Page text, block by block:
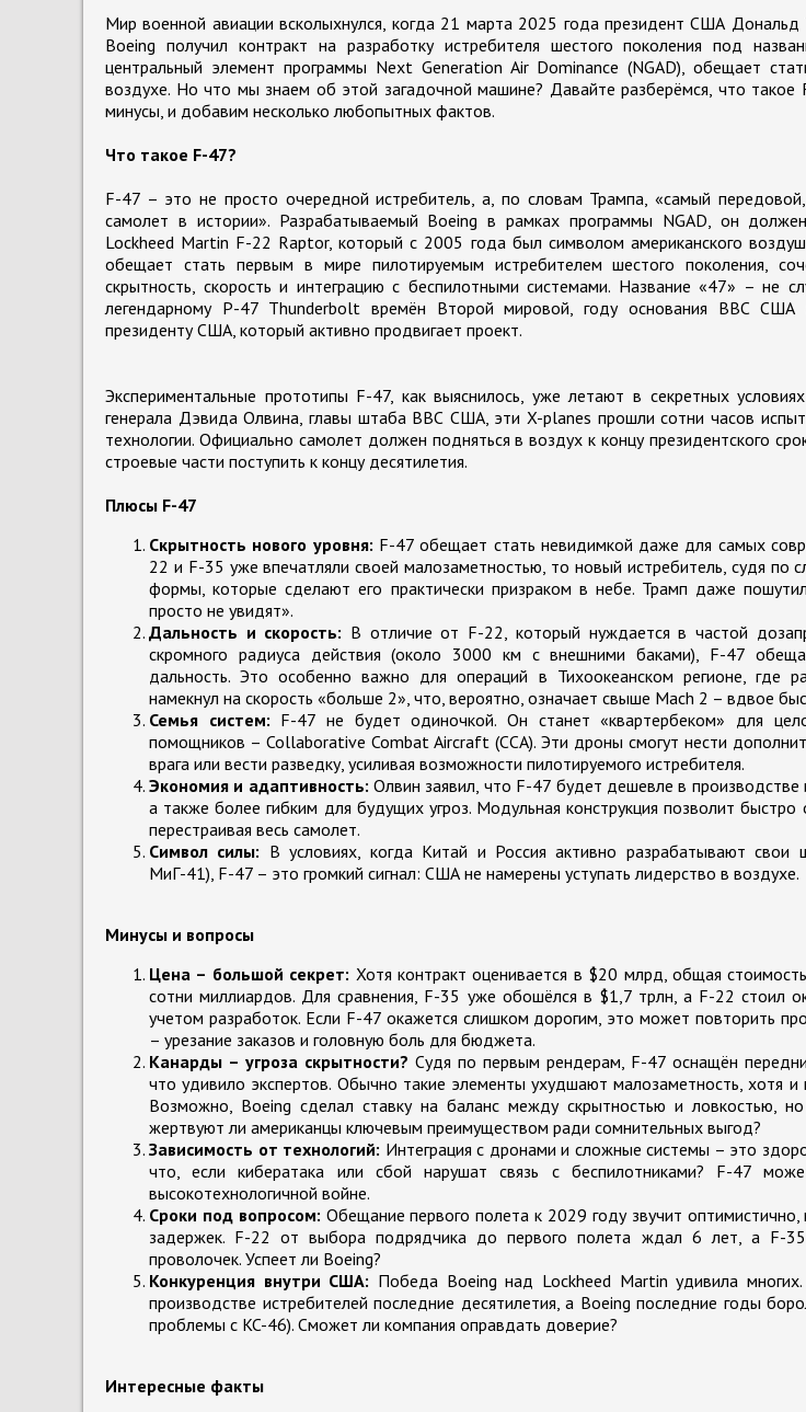
Мир военной авиации всколыхнулся, когда 21 марта 2025 года президент США
Boeing получил контракт на разработку истребителя шестого поколения под
центральный элемент программы Next Generation Air Dominance (NGAD), обещает
воздухе. Но что мы знаем об этой загадочной машине? Давайте разберёмся, что такое
минусы, и добавим несколько любопытных фактов.
Что такое F-47?
F-47 – это не просто очередной истребитель, а, по словам Трампа, «самый
самолет в истории». Разрабатываемый Boeing в рамках программы NGAD, он
Lockheed Martin F-22 Raptor, который с 2005 года был символом американского
обещает стать первым в мире пилотируемым истребителем шестого поколения,
скрытность, скорость и интеграцию с беспилотными системами. Название «47» – не
легендарному P-47 Thunderbolt времён Второй мировой, году основания ВВС США
президенту США, который активно продвигает проект.
Экспериментальные прототипы F-47, как выяснилось, уже летают в секретных
генерала Дэвида Олвина, главы штаба ВВС США, эти X-planes прошли сотни часов
технологии. Официально самолет должен подняться в воздух к концу президентского
строевые части поступить к концу десятилетия.
Плюсы F-47
Скрытность нового уровня: F-47 обещает стать невидимкой даже для самых
22 и F-35 уже впечатляли своей малозаметностью, то новый истребитель, судя по
формы, которые сделают его практически призраком в небе. Трамп даже
просто не увидят».
Дальность и скорость: В отличие от F-22, который нуждается в частой
скромного радиуса действия (около 3000 км с внешними баками), F-47
дальность. Это особенно важно для операций в Тихоокеанском регионе, где
намекнул на скорость «больше 2», что, вероятно, означает свыше Mach 2 – вдвое
Семья систем: F-47 не будет одиночкой. Он станет «квартербеком» для
помощников – Collaborative Combat Aircraft (CCA). Эти дроны смогут нести
врага или вести разведку, усиливая возможности пилотируемого истребителя.
Экономия и адаптивность: Олвин заявил, что F-47 будет дешевле в производстве
а также более гибким для будущих угроз. Модульная конструкция позволит быстро
перестраивая весь самолет.
Символ силы: В условиях, когда Китай и Россия активно разрабатывают свои
МиГ-41), F-47 – это громкий сигнал: США не намерены уступать лидерство в воздухе.
Минусы и вопросы
Цена – большой секрет: Хотя контракт оценивается в $20 млрд, общая
сотни миллиардов. Для сравнения, F-35 уже обошёлся в $1,7 трлн, а F-22 стоил
учетом разработок. Если F-47 окажется слишком дорогим, это может повторить
– урезание заказов и головную боль для бюджета.
Канарды – угроза скрытности? Судя по первым рендерам, F-47 оснащён
что удивило экспертов. Обычно такие элементы ухудшают малозаметность, хотя
Возможно, Boeing сделал ставку на баланс между скрытностью и ловкостью,
жертвуют ли американцы ключевым преимуществом ради сомнительных выгод?
Зависимость от технологий: Интеграция с дронами и сложные системы – это
что, если кибератака или сбой нарушат связь с беспилотниками? F-47
высокотехнологичной войне.
Сроки под вопросом: Обещание первого полета к 2029 году звучит
задержек. F-22 от выбора подрядчика до первого полета ждал 6 лет, а F-
проволочек. Успеет ли Boeing?
Конкуренция внутри США: Победа Boeing над Lockheed Martin удивила
производстве истребителей последние десятилетия, а Boeing последние годы
проблемы с KC-46). Сможет ли компания оправдать доверие?
Интересные факты